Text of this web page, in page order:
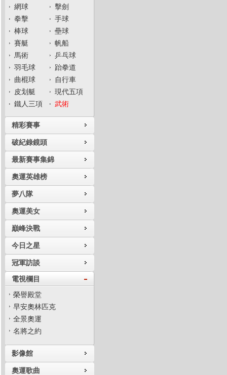
網球
擊劍
拳擊
手球
棒球
壘球
賽艇
帆船
馬術
乒乓球
羽毛球
跆拳道
曲棍球
自行車
皮划艇
現代五項
鐵人三項
武術
精彩賽事
破紀錄鏡頭
最新賽事集錦
奧運英雄榜
夢八隊
奧運美女
巔峰決戰
今日之星
冠軍訪談
電視欄目
榮譽殿堂
早安奧林匹克
全景奧運
名將之約
影像館
奧運歌曲